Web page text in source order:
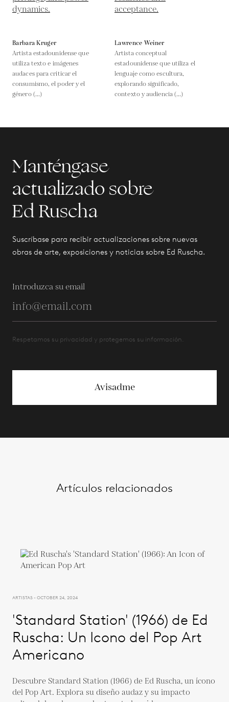
Barbara Kruger
Artista estadounidense que
utiliza texto e imágenes
audaces para criticar el
consumismo, el poder y el
género (...)
Lawrence Weiner
Artista conceptual
estadounidense que utiliza el
lenguaje como escultura,
explorando significado,
contexto y audiencia (...)
Manténgase
actualizado sobre
Ed Ruscha
Suscríbase para recibir actualizaciones sobre nuevas
obras de arte, exposiciones y noticias sobre Ed Ruscha.
Introduzca su email
Respetamos su privacidad y protegemos su información.
Avisadme
Artículos relacionados
ARTISTAS - OCTOBER 24, 2024
'Standard Station' (1966) de Ed
Ruscha: Un Icono del Pop Art
Americano
Descubre Standard Station (1966) de Ed Ruscha, un ícono
del Pop Art. Explora su diseño audaz y su impacto